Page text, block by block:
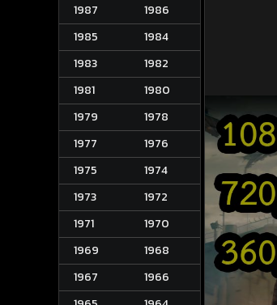
1987
1986
1985
1984
1983
1982
1981
1980
1979
1978
1977
1976
1975
1974
1973
1972
1971
1970
1969
1968
1967
1966